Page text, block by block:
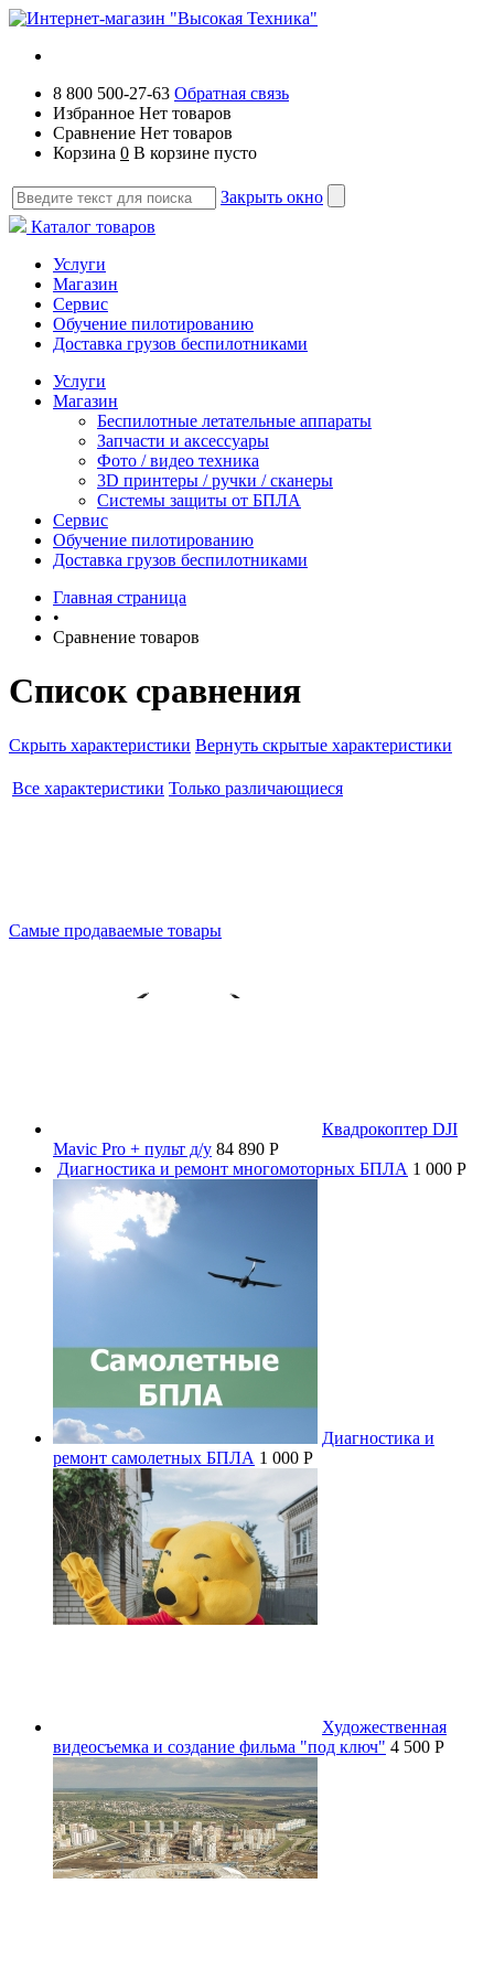
8 800 500-27-63 Обратная связь
Избранное Нет товаров
Сравнение Нет товаров
Корзина 0 В корзине пусто
Закрыть окно
Каталог товаров
Услуги
Магазин
Сервис
Обучение пилотированию
Доставка грузов беспилотниками
Услуги
Магазин
Беспилотные летательные аппараты
Запчасти и аксессуары
Фото / видео техника
3D принтеры / ручки / сканеры
Системы защиты от БПЛА
Сервис
Обучение пилотированию
Доставка грузов беспилотниками
Главная страница
•
Сравнение товаров
Список сравнения
Скрыть характеристики Вернуть скрытые характеристики
Все характеристики Только различающиеся
Самые продаваемые товары
Квадрокоптер DJI
Mavic Pro + пульт д/у 84 890 P
Диагностика и ремонт многомоторных БПЛА 1 000 P
Диагностика и
ремонт самолетных БПЛА 1 000 P
Художественная
видеосъемка и создание фильма "под ключ" 4 500 P